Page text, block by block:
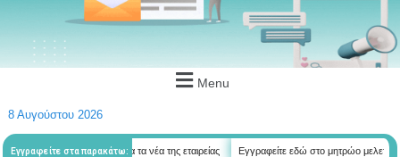
Menu
8 Αυγούστου 2026
Εγγραφείτε στα παρακάτω:
για να λαμβάνεται όλα τα νέα της εταιρείας Εγγραφείτε εδώ στο μητρώο μελετητών